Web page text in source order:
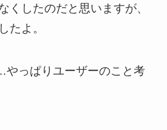
くしたのだと思いますが、
たよ。
っぱりユーザーのこと考